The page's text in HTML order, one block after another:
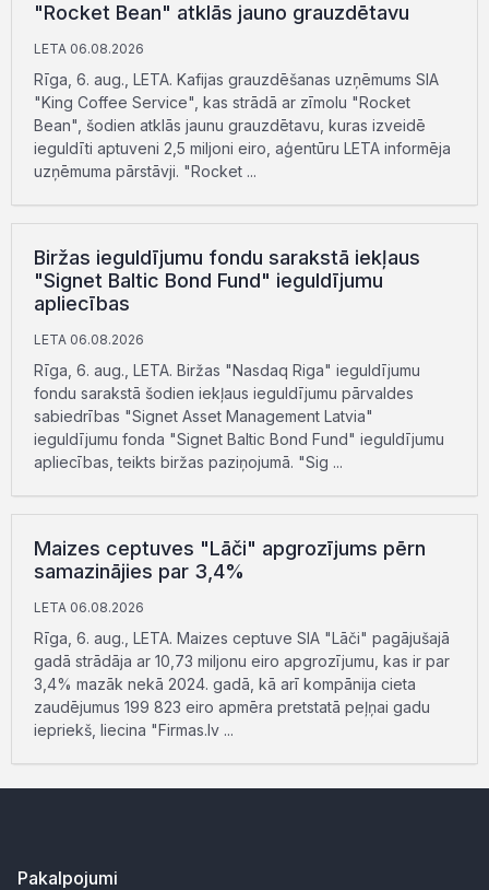
"Rocket Bean" atklās jauno grauzdētavu
LETA 06.08.2026
Rīga, 6. aug., LETA. Kafijas grauzdēšanas uzņēmums SIA
"King Coffee Service", kas strādā ar zīmolu "Rocket
Bean", šodien atklās jaunu grauzdētavu, kuras izveidē
ieguldīti aptuveni 2,5 miljoni eiro, aģentūru LETA informēja
uzņēmuma pārstāvji. "Rocket ...
Biržas ieguldījumu fondu sarakstā iekļaus
"Signet Baltic Bond Fund" ieguldījumu
apliecības
LETA 06.08.2026
Rīga, 6. aug., LETA. Biržas "Nasdaq Riga" ieguldījumu
fondu sarakstā šodien iekļaus ieguldījumu pārvaldes
sabiedrības "Signet Asset Management Latvia"
ieguldījumu fonda "Signet Baltic Bond Fund" ieguldījumu
apliecības, teikts biržas paziņojumā. "Sig ...
Maizes ceptuves "Lāči" apgrozījums pērn
samazinājies par 3,4%
LETA 06.08.2026
Rīga, 6. aug., LETA. Maizes ceptuve SIA "Lāči" pagājušajā
gadā strādāja ar 10,73 miljonu eiro apgrozījumu, kas ir par
3,4% mazāk nekā 2024. gadā, kā arī kompānija cieta
zaudējumus 199 823 eiro apmēra pretstatā peļņai gadu
iepriekš, liecina "Firmas.lv ...
Pakalpojumi